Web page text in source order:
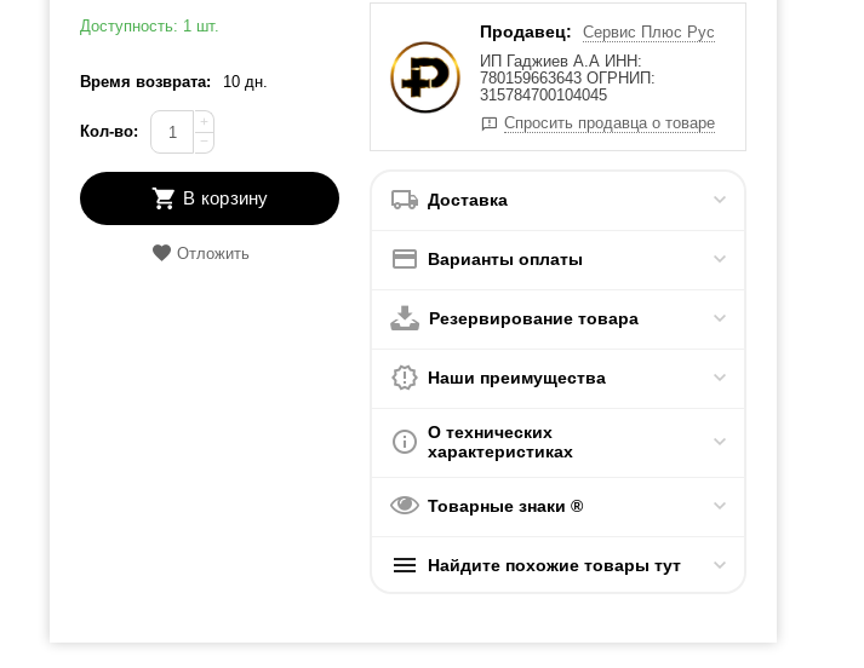
Доступность: 1 шт.
Время возврата: 10 дн.
Кол-во:
+
−
В корзину
Отложить
Продавец:
Сервис Плюс Рус
ИП Гаджиев А.А ИНН:
780159663643 ОГРНИП:
315784700104045
Спросить продавца о товаре
Доставка
Варианты оплаты
Резервирование товара
Наши преимущества
О технических
характеристиках
Товарные знаки ®
Найдите похожие товары тут